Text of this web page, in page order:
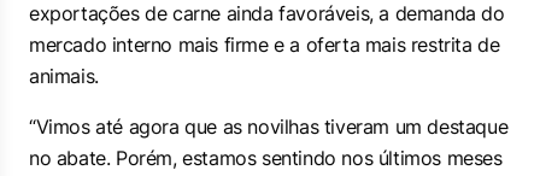
exportações de carne ainda favoráveis, a demanda do
mercado interno mais firme e a oferta mais restrita de
animais.
“Vimos até agora que as novilhas tiveram um destaque
no abate. Porém, estamos sentindo nos últimos meses